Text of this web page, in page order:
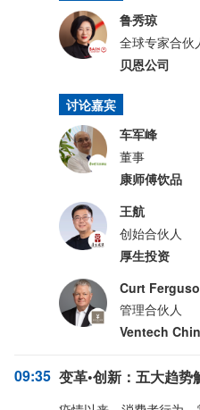
鲁秀琼
全球专家合伙
贝恩公司
讨论嘉宾
车军峰
董事
康师傅饮品
王航
创始合伙人
厚生投资
Curt
管理合伙人
Ventech
09:35 变革•创新：五大趋